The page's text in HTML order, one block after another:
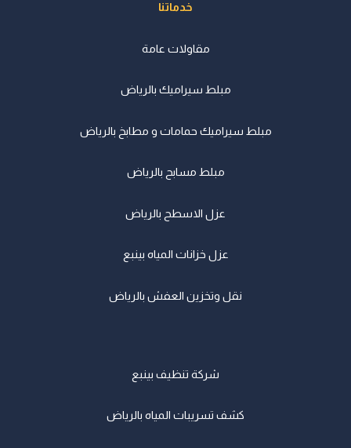
خدماتنا
مقاولات عامة
مبلط سيراميك بالرياض
مبلط سيراميك حمامات و مطابخ بالرياض
مبلط مسابح بالرياض
عزل الاسطح بالرياض
عزل خزانات المياه بينبع
نقل وتخزين العفش بالرياض
شركة تنظيف بينبع
كشف تسريبات المياه بالرياض